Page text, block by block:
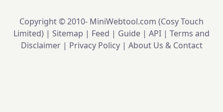
Copyright © 2010- MiniWebtool.com (Cosy Touch
Limited) | Sitemap | Feed | Guide | API | Terms and
Disclaimer| Privacy Policy| About Us & Contact